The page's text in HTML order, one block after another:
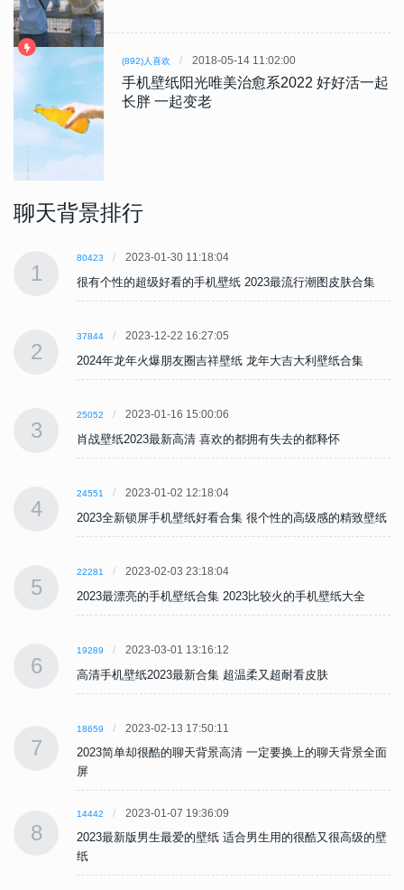
(892)人喜欢 2018-05-14 11:02:00
手机壁纸阳光唯美治愈系2022 好好活一起
长胖 一起变老
聊天背景排行
1
80423 2023-01-30 11:18:04
很有个性的超级好看的手机壁纸 2023最流行潮图皮肤合集
2
37844 2023-12-22 16:27:05
2024年龙年火爆朋友圈吉祥壁纸 龙年大吉大利壁纸合集
3
25052 2023-01-16 15:00:06
肖战壁纸2023最新高清 喜欢的都拥有失去的都释怀
4
24551 2023-01-02 12:18:04
2023全新锁屏手机壁纸好看合集 很个性的高级感的精致壁纸
5
22281 2023-02-03 23:18:04
2023最漂亮的手机壁纸合集 2023比较火的手机壁纸大全
6
19289 2023-03-01 13:16:12
高清手机壁纸2023最新合集 超温柔又超耐看皮肤
7
18659 2023-02-13 17:50:11
2023简单却很酷的聊天背景高清 一定要换上的聊天背景全面
屏
8
14442 2023-01-07 19:36:09
2023最新版男生最爱的壁纸 适合男生用的很酷又很高级的壁
纸